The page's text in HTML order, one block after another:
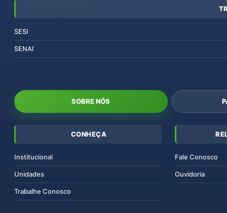
SESI
SENAI
SOBRE NÓS
CONHEÇA
Institucional
Unidades
Trabalhe Conosco
Fale Conosco
Ouvidoria